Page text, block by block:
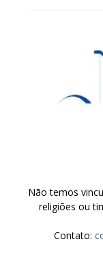
Não temos
religiões ou
Contato: